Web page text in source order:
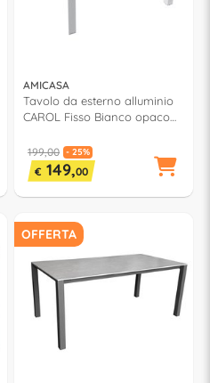
AMICASA
Tavolo da esterno alluminio
CAROL Fisso Bianco opaco
199,00 - 25%
€ 149,00
OFFERTA